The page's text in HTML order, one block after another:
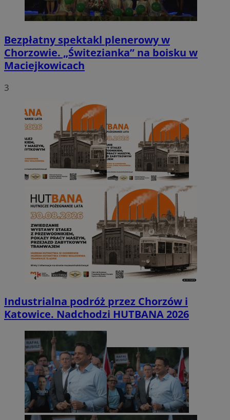
Bezpłatny spektakl plenerowy w
Chorzowie. „Świtezianka” na boisku w
Maciejkowicach
3
Industrialna podróż przez Chorzów i
Katowice. Nadchodzi HUTBANA 2026